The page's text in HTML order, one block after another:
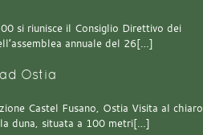
si riunisce il Consiglio Direttivo dei
annuale del 26[…]
Ostia
Castel Fusano, Ostia Visita al chiaro
duna, situata a 100 metri[…]